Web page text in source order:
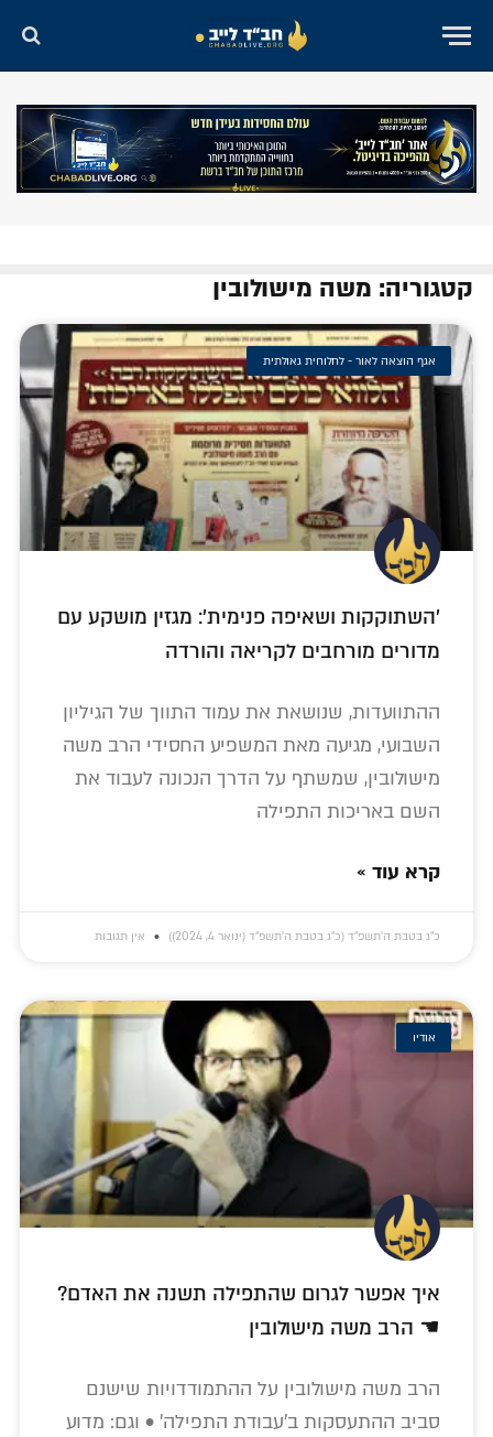
קטגוריה: משה מישולובין
אגף הוצאה לאור - לחלוחית גאולתית
'השתוקקות ושאיפה פנימית': מגזין מושקע עם
מדורים מורחבים לקריאה והורדה
ההתוועדות, שנושאת את עמוד התווך של הגיליון
השבועי, מגיעה מאת המשפיע החסידי הרב משה
מישולובין, שמשתף על הדרך הנכונה לעבוד את
השם באריכות התפילה
קרא עוד »
כ״ג בטבת ה׳תשפ״ד (כ״ג בטבת ה׳תשפ״ד (ינואר 4, 2024)) אין תגובות
אודיו
איך אפשר לגרום שהתפילה תשנה את האדם?
☚ הרב משה מישולובין
הרב משה מישולובין על ההתמודדויות שישנם
סביב ההתעסקות ב'עבודת התפילה' • וגם: מדוע